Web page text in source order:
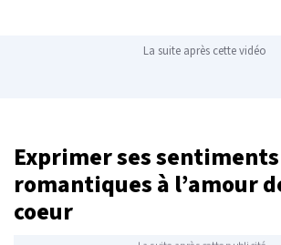
La suite après cette vidéo
Exprimer ses sentiments
romantiques à l’amour
coeur